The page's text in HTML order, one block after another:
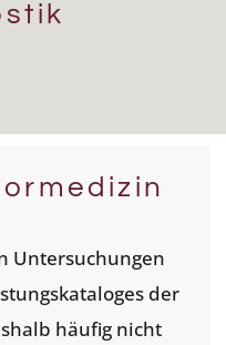
Untersuchungen
der
häufig nicht